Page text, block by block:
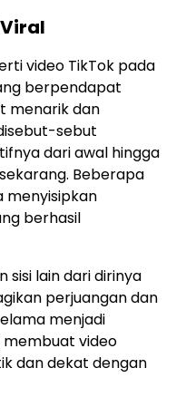
video TikTok pada
berpendapat
menarik dan
sebut
dari awal hingga
Beberapa
menyisipkan
berhasil
sisi lain dari dirinya
perjuangan dan
menjadi
membuat video
dan dekat dengan